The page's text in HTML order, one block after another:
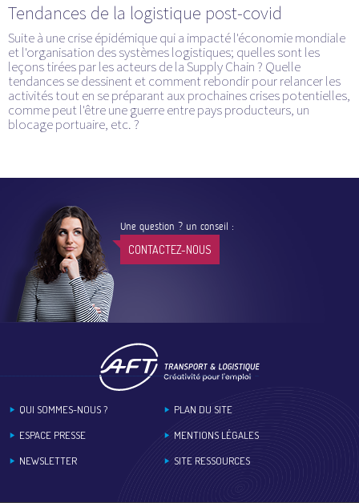
Tendances de la logistique post-covid
Suite à une crise épidémique qui a impacté l'économie mondiale
et l'organisation des systèmes logistiques; quelles sont les
leçons tirées par les acteurs de la Supply Chain ? Quelle
tendances se dessinent et comment rebondir pour relancer les
activités tout en se préparant aux prochaines crises potentielles,
comme peut l'être une guerre entre pays producteurs, un
blocage portuaire, etc. ?
Une question ? un conseil :
CONTACTEZ-NOUS
QUI SOMMES-NOUS ?
ESPACE PRESSE
NEWSLETTER
PLAN DU SITE
MENTIONS LÉGALES
SITE RESSOURCES